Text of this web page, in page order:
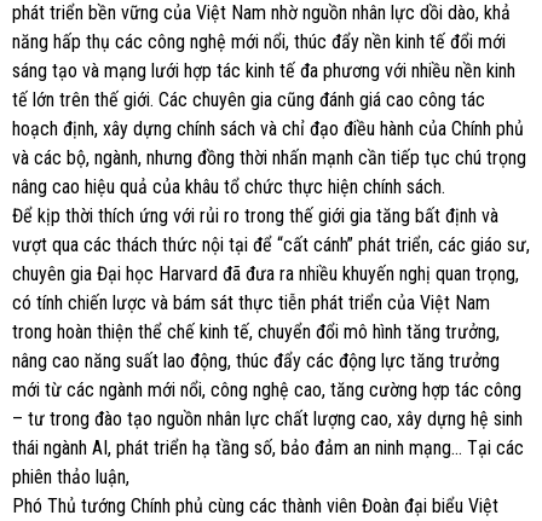
phát triển bền vững của Việt Nam nhờ nguồn nhân lực dồi dào, khả
năng hấp thụ các công nghệ mới nổi, thúc đẩy nền kinh tế đổi mới
sáng tạo và mạng lưới hợp tác kinh tế đa phương với nhiều nền kinh
tế lớn trên thế giới. Các chuyên gia cũng đánh giá cao công tác
hoạch định, xây dựng chính sách và chỉ đạo điều hành của Chính phủ
và các bộ, ngành, nhưng đồng thời nhấn mạnh cần tiếp tục chú trọng
nâng cao hiệu quả của khâu tổ chức thực hiện chính sách.
Để kịp thời thích ứng với rủi ro trong thế giới gia tăng bất định và
vượt qua các thách thức nội tại để “cất cánh” phát triển, các giáo sư,
chuyên gia Đại học Harvard đã đưa ra nhiều khuyến nghị quan trọng,
có tính chiến lược và bám sát thực tiễn phát triển của Việt Nam
trong hoàn thiện thể chế kinh tế, chuyển đổi mô hình tăng trưởng,
nâng cao năng suất lao động, thúc đẩy các động lực tăng trưởng
mới từ các ngành mới nổi, công nghệ cao, tăng cường hợp tác công
– tư trong đào tạo nguồn nhân lực chất lượng cao, xây dựng hệ sinh
thái ngành AI, phát triển hạ tầng số, bảo đảm an ninh mạng… Tại các
phiên thảo luận,
Phó Thủ tướng Chính phủ cùng các thành viên Đoàn đại biểu Việt